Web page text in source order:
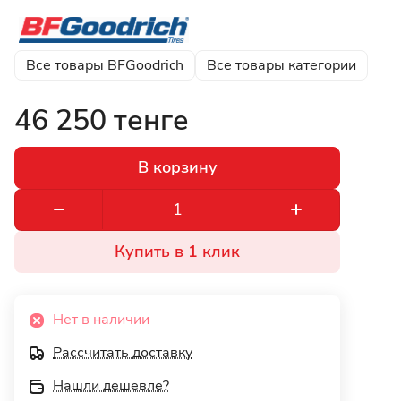
Все товары BFGoodrich Все товары категории
46 250 тенге
В корзину
Купить в 1 клик
Нет в наличии
Рассчитать доставку
Нашли дешевле?